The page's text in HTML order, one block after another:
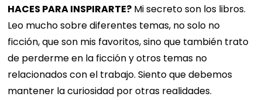
HACES PARA INSPIRARTE? Mi secreto son los libros.
Leo mucho sobre diferentes temas, no solo no
ficción, que son mis favoritos, sino que también trato
de perderme en la ficción y otros temas no
relacionados con el trabajo. Siento que debemos
mantener la curiosidad por otras realidades.